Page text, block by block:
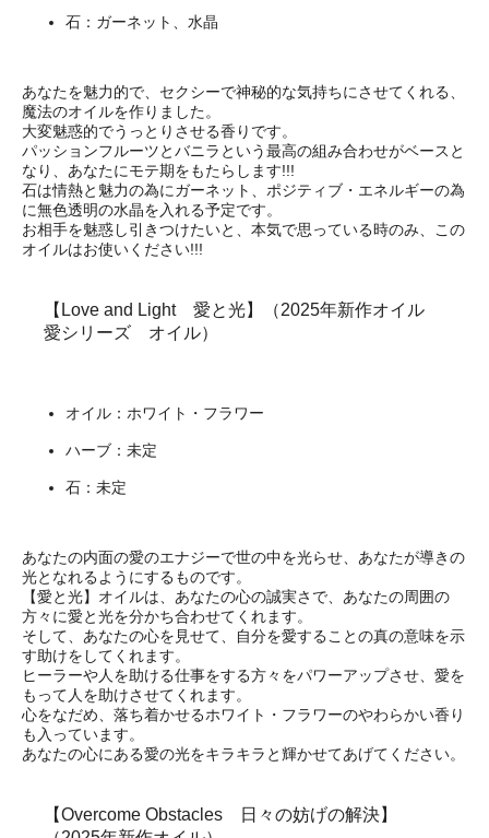
石：ガーネット、水晶
あなたを魅力的で、セクシーで神秘的な気持ちにさせてくれる、
魔法のオイルを作りました。
大変魅惑的でうっとりさせる香りです。
パッションフルーツとバニラという最高の組み合わせがベースと
なり、あなたにモテ期をもたらします!!!
石は情熱と魅力の為にガーネット、ポジティブ・エネルギーの為
に無色透明の水晶を入れる予定です。
お相手を魅惑し引きつけたいと、本気で思っている時のみ、この
オイルはお使いください!!!
【Love and Light 愛と光】（2025年新作オイル
愛シリーズ オイル）
オイル：ホワイト・フラワー
ハーブ：未定
石：未定
あなたの内面の愛のエナジーで世の中を光らせ、あなたが導きの
光となれるようにするものです。
【愛と光】オイルは、あなたの心の誠実さで、あなたの周囲の
方々に愛と光を分かち合わせてくれます。
そして、あなたの心を見せて、自分を愛することの真の意味を示
す助けをしてくれます。
ヒーラーや人を助ける仕事をする方々をパワーアップさせ、愛を
もって人を助けさせてくれます。
心をなだめ、落ち着かせるホワイト・フラワーのやわらかい香り
も入っています。
あなたの心にある愛の光をキラキラと輝かせてあげてください。
【Overcome Obstacles 日々の妨げの解決】